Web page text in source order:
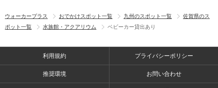
ウォーカープラス おでかけスポット一覧 九州のスポット一覧
佐賀県のス
ポット一覧
水族館・アクアリウム ベビーカー貸出あり
利用規約 プライバシーポリシー
推奨環境 お問い合わせ